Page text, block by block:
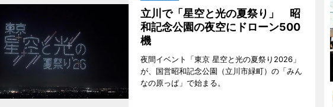
立川で「星空と光の夏祭り」 昭
和記念公園の夜空にドローン500
機
夜間イベント「東京 星空と光の夏祭り2026」
が、国営昭和記念公園（立川市緑町）の「みん
なの原っぱ」で始まる。